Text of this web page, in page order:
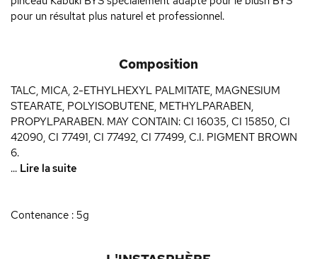
pour un résultat plus naturel et professionnel.
Composition
TALC, MICA, 2-ETHYLHEXYL PALMITATE, MAGNESIUM
STEARATE, POLYISOBUTENE, METHYLPARABEN,
PROPYLPARABEN. MAY CONTAIN: CI 16035, CI 15850, CI
42090, CI 77491, CI 77492, CI 77499, C.I. PIGMENT BROWN
6.
... Lire la suite
Contenance : 5g